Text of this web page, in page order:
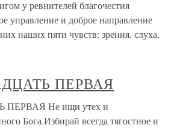
у ревнителей благочестия
управление и доброе направление
наших пяти чувств: зрения, слуха,
ПЕРВАЯ
Не ищи утех и
Бога.Избирай всегда тягостное и